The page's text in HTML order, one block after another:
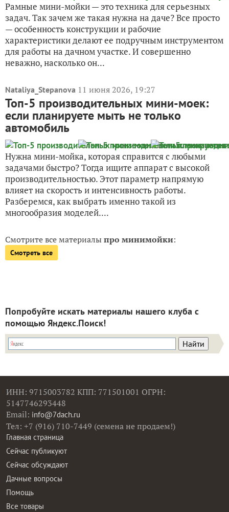
Рамные мини-мойки — это техника для серьезных
задач. Так зачем же такая нужна на даче? Все просто
— особенность конструкции и рабочие
характеристики делают ее подручным инструментом
для работы на дачном участке. И совершенно
неважно, насколько он...
Nataliya_Stepanova 11 июня 2026, 19:27
Топ-5 производительных мини-моек:
если планируете мыть не только
автомобиль
Нужна мини-мойка, которая справится с любыми
задачами быстро? Тогда ищите аппарат с высокой
производительностью. Этот параметр напрямую
влияет на скорость и интенсивность работы.
Разберемся, как выбрать именно такой из
многообразия моделей....
Смотрите все материалыпро минимойки:
Смотреть все
Попробуйте искать материалы нашего клуба с
помощью Яндекс.Поиск!
ИНН: 9715003782 КПП: 771501001 ОГРН:
5147746293448
Email: info@7dach.ru
Тел: +7 (916) 710-7449 (семена не продаем!)
Главная страница
Сейчас публикуют
Сейчас обсуждают
Дачные вопросы
Помощь
Все товары